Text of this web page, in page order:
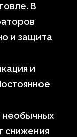
В
и защита
и
снижения